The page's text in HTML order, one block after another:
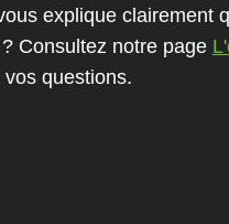
explique clairement
Consultez notre page
questions.